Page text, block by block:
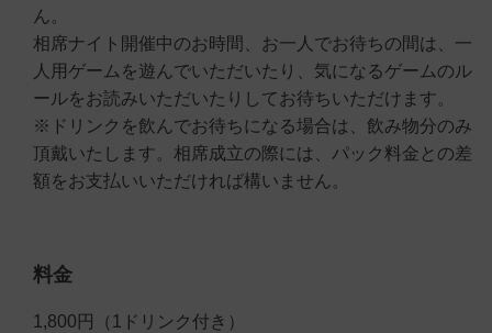
ん。
相席ナイト開催中のお時間、お一人でお待ちの間は、一
人用ゲームを遊んでいただいたり、気になるゲームのル
ールをお読みいただいたりしてお待ちいただけます。
※ドリンクを飲んでお待ちになる場合は、飲み物分のみ
頂戴いたします。相席成立の際には、パック料金との差
額をお支払いいただければ構いません。
料金
1,800円（1ドリンク付き）